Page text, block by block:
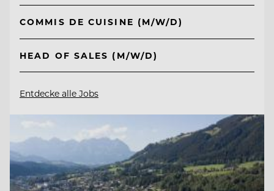
COMMIS DE CUISINE (M/W/D)
HEAD OF SALES (M/W/D)
Entdecke alle Jobs